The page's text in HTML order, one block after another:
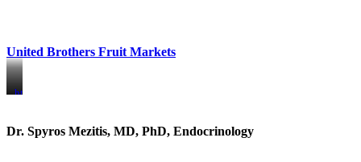
United Brothers Fruit Markets
https://www.unitedbrothersfruitmarkets.com/
https://www.unitedbrothersfruitmarkets.com/
Dr. Spyros Mezitis, MD, PhD, Endocrinology